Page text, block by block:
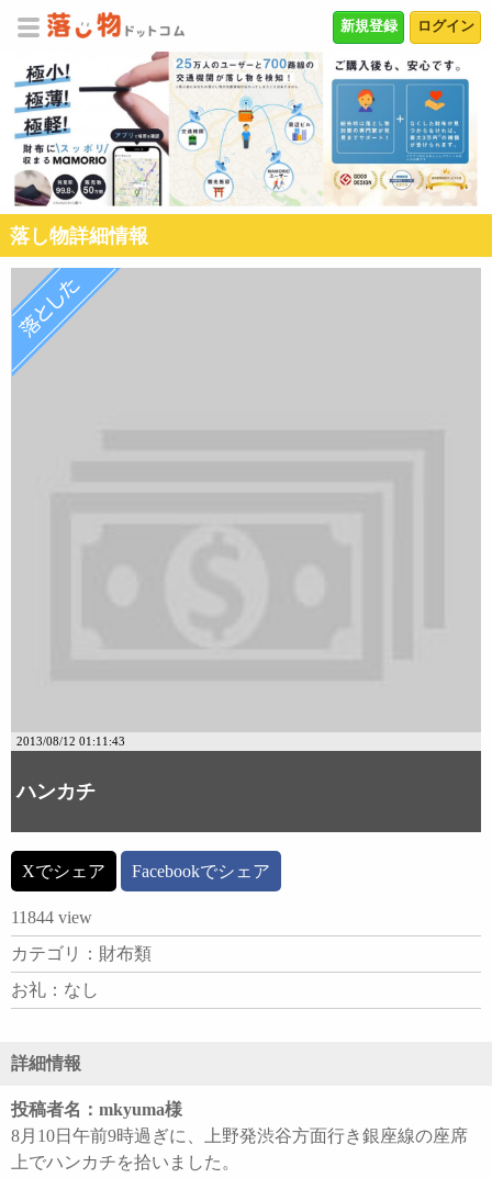
ログイン
新規登録
落し物詳細情報
2013/08/12 01:11:43
ハンカチ
Xでシェア Facebookでシェア
11844 view
カテゴリ：財布類
お礼：なし
詳細情報
投稿者名：mkyuma様
8月10日午前9時過ぎに、上野発渋谷方面行き銀座線の座席
上でハンカチを拾いました。